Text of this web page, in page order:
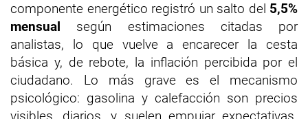
componente energético registró un salto del 5,5%
mensual según estimaciones citadas por
analistas, lo que vuelve a encarecer la cesta
básica y, de rebote, la inflación percibida por el
ciudadano. Lo más grave es el mecanismo
psicológico: gasolina y calefacción son precios